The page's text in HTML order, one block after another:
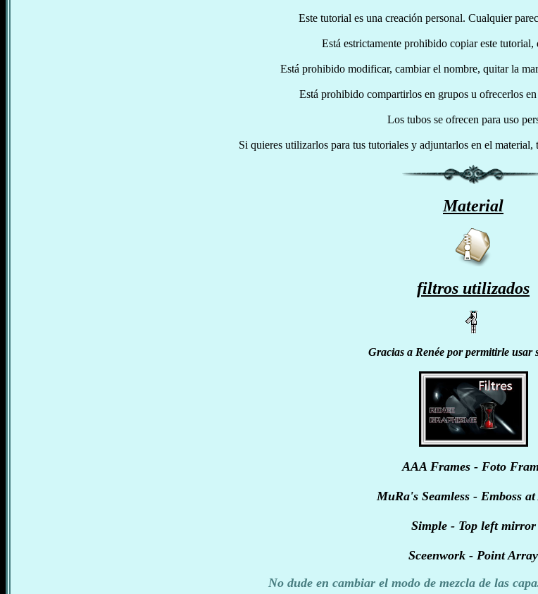
Este tutorial es una creación personal. Cualquier
Está estrictamente prohibido copiar este
Está prohibido modificar, cambiar el nombre, quitar la
Está prohibido compartirlos en grupos u ofrecerlos
Los tubos se ofrecen para uso
Si quieres utilizarlos para tus tutoriales y adjuntarlos en el material,
Material
filtros utilizados
Gracias a Renée por permitirle usar
AAA Frames - Foto
MuRa's Seamless - Emboss
Simple - Top left mirror
Sceenwork - Point Array
No dude en cambiar el modo de mezcla de las